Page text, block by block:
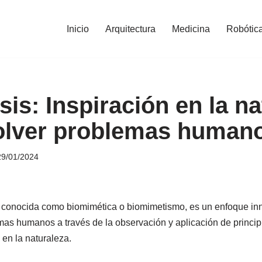
Inicio Arquitectura Medicina
Inspiración en la
problemas
01/2024
como biomimética o biomimetismo, es un enfoque
humanos a través de la observación y aplicación de
la naturaleza.